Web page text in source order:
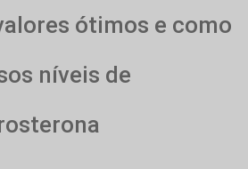
ótimos e como
níveis de